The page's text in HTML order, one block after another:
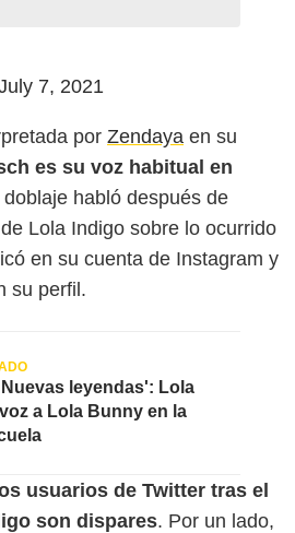
7, 2021
por Zendaya en su
es su voz habitual en
habló después de
Lola Indigo sobre lo ocurrido
en su cuenta de Instagram y
su perfil.
leyendas': Lola
a Lola Bunny en la
usuarios de Twitter tras el
son dispares. Por un lado,